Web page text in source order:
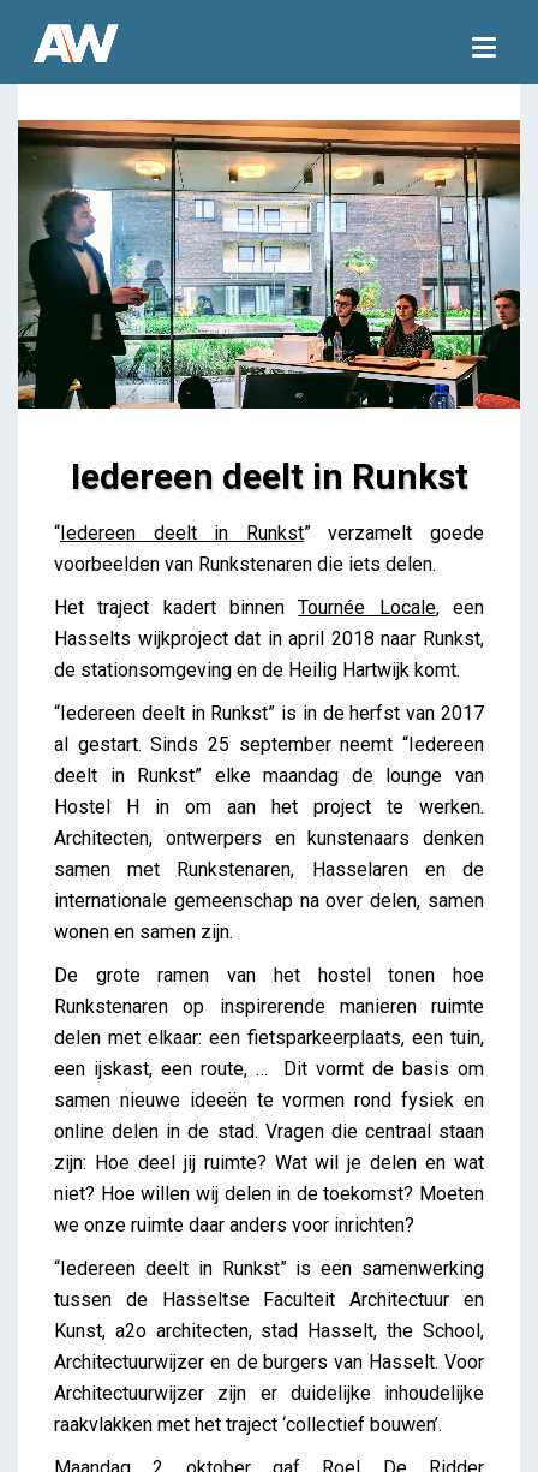
Iedereen deelt in Runkst
Iedereen deelt in Runkst
“Iedereen deelt in Runkst” verzamelt goede
voorbeelden van Runkstenaren die iets delen.
Het traject kadert binnenTournée Locale, een
Hasselts wijkproject dat in april 2018 naar Runkst,
de stationsomgeving en de Heilig Hartwijk komt.
“Iedereen deelt in Runkst” is in de herfst van 2017
al gestart. Sinds 25 september neemt “Iedereen
deelt in Runkst” elke maandag de lounge van
Hostel H in om aan het project te werken.
Architecten, ontwerpers en kunstenaars denken
samen met Runkstenaren, Hasselaren en de
internationale gemeenschap na over delen, samen
wonen en samen zijn.
De grote ramen van het hostel tonen hoe
Runkstenaren op inspirerende manieren ruimte
delen met elkaar: een fietsparkeerplaats, een tuin,
een ijskast, een route, … Dit vormt de basis om
samen nieuwe ideeën te vormen rond fysiek en
online delen in de stad. Vragen die centraal staan
zijn: Hoe deel jij ruimte? Wat wil je delen en wat
niet? Hoe willen wij delen in de toekomst? Moeten
we onze ruimte daar anders voor inrichten?
“Iedereen deelt in Runkst” is een samenwerking
tussen de Hasseltse Faculteit Architectuur en
Kunst, a2o architecten, stad Hasselt, the School,
Architectuurwijzer en de burgers van Hasselt. Voor
Architectuurwijzer zijn er duidelijke inhoudelijke
raakvlakken met het traject ‘collectief bouwen’.